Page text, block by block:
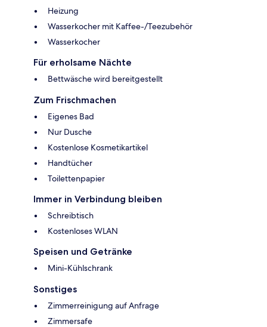
Heizung
Wasserkocher mit Kaffee-/Teezubehör
Wasserkocher
Für erholsame Nächte
Bettwäsche wird bereitgestellt
Zum Frischmachen
Eigenes Bad
Nur Dusche
Kostenlose Kosmetikartikel
Handtücher
Toilettenpapier
Immer in Verbindung bleiben
Schreibtisch
Kostenloses WLAN
Speisen und Getränke
Mini-Kühlschrank
Sonstiges
Zimmerreinigung auf Anfrage
Zimmersafe